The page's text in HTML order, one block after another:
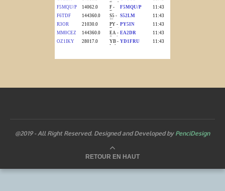
@2019 - All Right Reserved. Designed and Developed by PenciDesign
RETOUR EN HAUT